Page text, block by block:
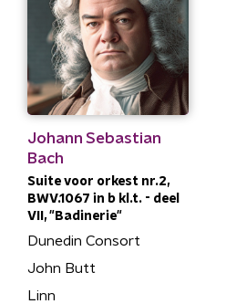
Johann Sebastian
Bach
Suite voor orkest nr.2,
BWV.1067 in b kl.t. - deel
VII, "Badinerie"
Dunedin Consort
John Butt
Linn